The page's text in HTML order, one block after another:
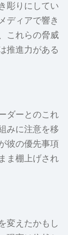
彫りにしてい
ディアで響き
これらの脅威
推進力がある
ダーとのこれ
みに注意を移
彼の優先事項
ま棚上げされ
変えたかもし